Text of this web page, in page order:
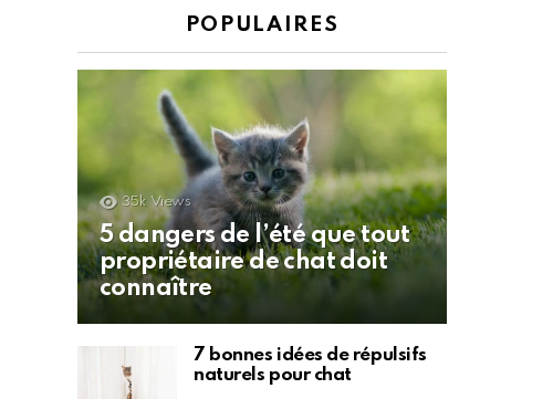
POPULAIRES
35k Views
5 dangers de l’été que tout
propriétaire de chat doit
connaître
7 bonnes idées de répulsifs
naturels pour chat